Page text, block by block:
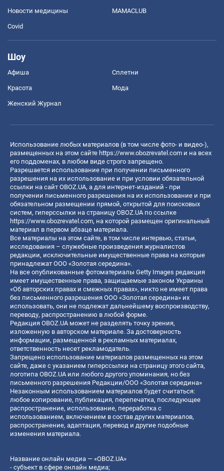
Новости медицины MAMACLUB
Covid
Шоу
Афиша Сплетни
Красота Мода
Женский Журнал
Использование любых материалов (в том числе фото- и видео-),
размещенных на этом сайте https://www.obozrevatel.com и на всех
его поддоменах, в любом виде строго запрещено.
Разрешается использование при получении письменного
разрешения на их использование и при условии обязательной
ссылки на сайт OBOZ.UA, а для интернет-изданий - при
получении письменного разрешения на их использование и при
обязательном размещении прямой, открытой для поисковых
систем, гиперссылки на страницу OBOZ.UA по ссылке
https://www.obozrevatel.com, на которой размещен оригинальный
материал в первом абзаце материала.
Все материалы на этом сайте, в том числе интервью, статьи,
исследования – служебные произведения журналистов
редакции, исключительные имущественные права на которые
принадлежат ООО «Золотая середина».
На все опубликованные фотоматериалы Getty Images редакция
имеет имущественные права, защищаемые законом Украины
«Об авторских правах и смежных правах», никто не имеет права
без письменного разрешения ООО «Золотая середина» их
использовать, они не подлежат дальнейшему воспроизводству,
переводу, распространению в любой форме.
Редакция OBOZ.UA может не разделять точку зрения,
изложенную в авторском материале. За достоверность
информации, размещенной в рекламных материалах,
ответственность несет рекламодатель.
Запрещено использование материалов размещенных на этом
сайте, даже с указанием гиперссылки на страницу этого сайта,
логотипа OBOZ.UA или любого другого упоминания, но без
письменного разрешения Редакции/ООО «Золотая середина»
Незаконным использованием материалов будет считаться:
любое копирование, публикация, перепечатка, последующее
распространение, использование, переработка с
использованием, включением в состав других материалов,
распространение, адаптация, перевод и другие подобные
изменения материала.
Название онлайн медиа — «OBOZ.UA»
- субъект в сфере онлайн медиа;